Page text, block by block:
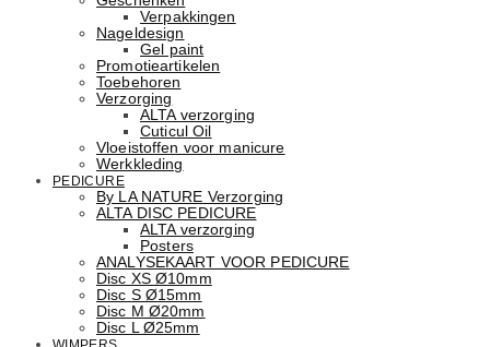
Verpakkingen
Nageldesign
Gel paint
Promotieartikelen
Toebehoren
Verzorging
ALTA verzorging
Cuticul Oil
Vloeistoffen voor manicure
Werkkleding
PEDICURE
By LA NATURE Verzorging
ALTA DISC PEDICURE
ALTA verzorging
Posters
ANALYSEKAART VOOR PEDICURE
Disc XS Ø10mm
Disc S Ø15mm
Disc M Ø20mm
Disc L Ø25mm